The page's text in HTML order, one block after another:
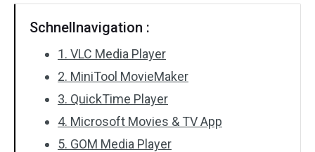
Stapelverarbeitung
Ohne Wasserzeichen
Schnellnavigation :
1. VLC Media Player
2. MiniTool MovieMaker
3. QuickTime Player
4. Microsoft Movies & TV App
5. GOM Media Player